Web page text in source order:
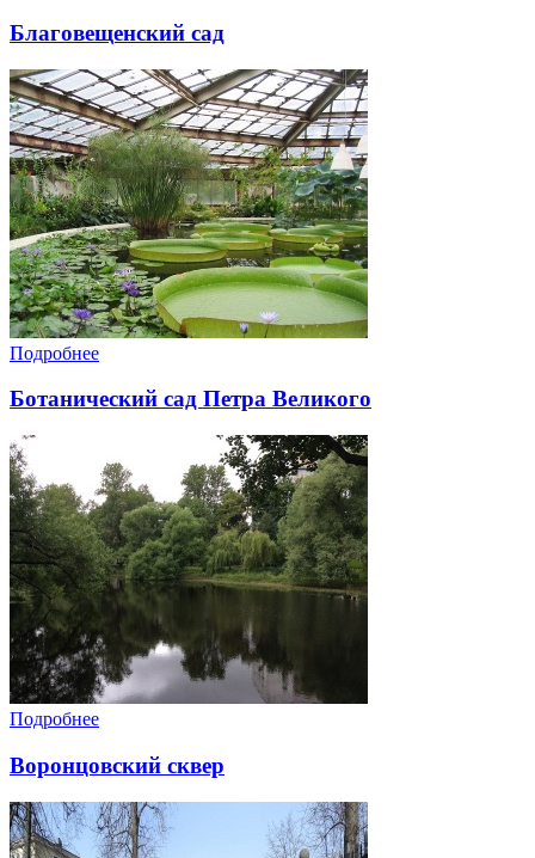
Благовещенский сад
Подробнее
Ботанический сад Петра Великого
Подробнее
Воронцовский сквер